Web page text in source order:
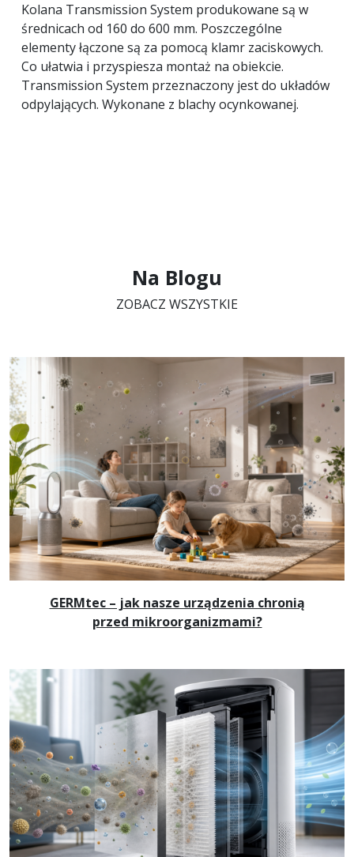
Kolana Transmission System produkowane są w
średnicach od 160 do 600 mm. Poszczególne
elementy łączone są za pomocą klamr zaciskowych.
Co ułatwia i przyspiesza montaż na obiekcie.
Transmission System przeznaczony jest do układów
odpylających. Wykonane z blachy ocynkowanej.
Na Blogu
ZOBACZ WSZYSTKIE
GERMtec – jak nasze urządzenia chronią
przed mikroorganizmami?